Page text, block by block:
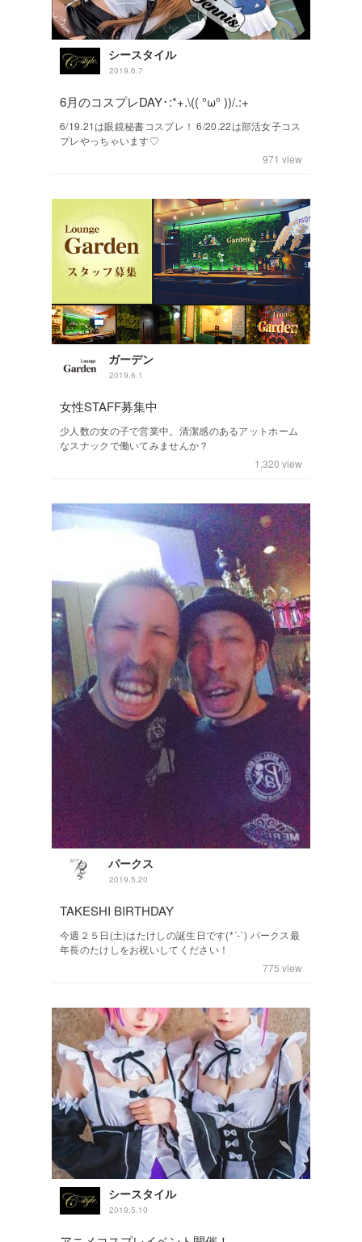
シースタイル
2019.6.7
6月のコスプレDAY･:*+.\(( °ω° ))/.:+
6/19.21は眼鏡秘書コスプレ！ 6/20.22は部活女子コス
プレやっちゃいます♡
971 view
ガーデン
2019.6.1
女性STAFF募集中
少人数の女の子で営業中。清潔感のあるアットホーム
なスナックで働いてみませんか？
1,320 view
パークス
2019.5.20
TAKESHI BIRTHDAY
今週２５日(土)はたけしの誕生日です(*´-`) パークス最
年長のたけしをお祝いしてください！
775 view
シースタイル
2019.5.10